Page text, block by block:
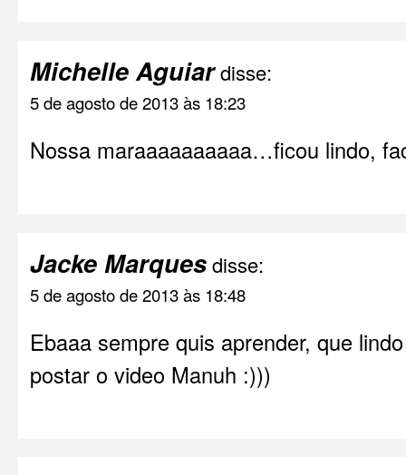
Michelle Aguiardisse:
5 de agosto de 2013 às 18:23
Nossa maraaaaaaaaaa…ficou lindo,
Jacke Marquesdisse:
5 de agosto de 2013 às 18:48
Ebaaa sempre quis aprender, que
postar o video Manuh :)))